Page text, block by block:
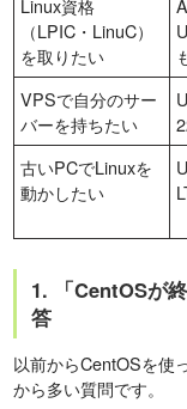
Linux資格
（LPIC・LinuC）
を取りたい
VPSで自分のサー
バーを持ちたい
古いPCでLinuxを
動かしたい
1. 「CentOSが
答
以前からCentOSを使
から多い質問です。